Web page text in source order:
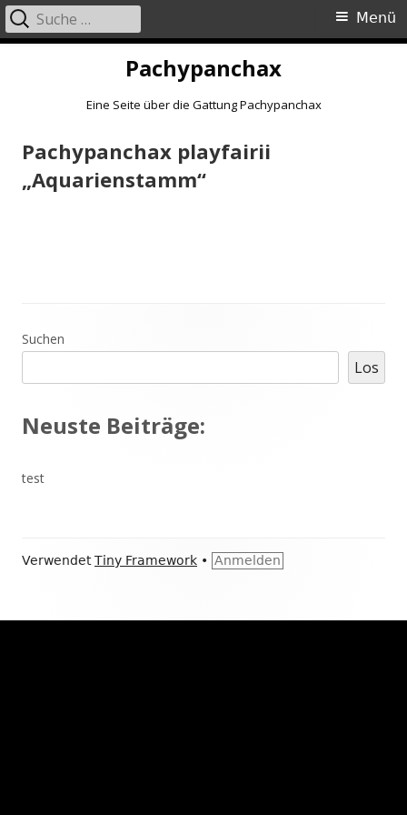
Pachypanchax
Eine Seite über die Gattung Pachypanchax
Primäres
Menü
Suche
nach:
Pachypanchax playfairii
„Aquarienstamm“
Haupt-
Seitenleiste
Suchen
Los
Neuste Beiträge:
test
Footer
VerwendetTiny Framework • Anmelden